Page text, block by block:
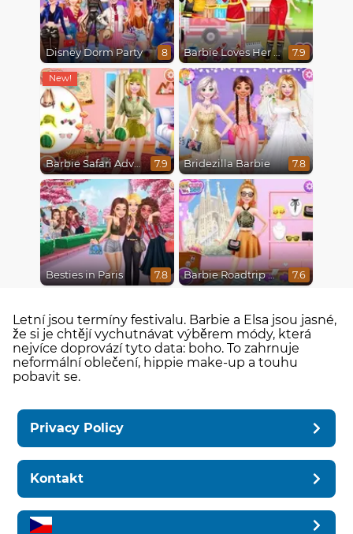
Disney Dorm Party 8 Barbie Loves Her Job 7.9
Barbie Safari Adventure 7.9 Bridezilla Barbie 7.8
Besties in Paris 7.8 Barbie Roadtrip Adventure 7.6
Letní jsou termíny festivalu. Barbie a Elsa jsou jasné,
že si je chtějí vychutnávat výběrem módy, která
nejvíce doprovází tyto data: boho. To zahrnuje
neformální oblečení, hippie make-up a touhu
pobavit se.
Privacy Policy
Kontakt